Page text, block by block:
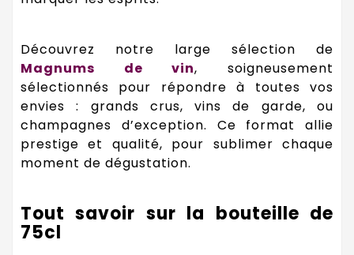
Découvrez notre large sélection de
Magnums de vin, soigneusement
sélectionnés pour répondre à toutes vos
envies : grands crus, vins de garde, ou
champagnes d’exception. Ce format allie
prestige et qualité, pour sublimer chaque
moment de dégustation.
Tout savoir sur la bouteille de
75cl